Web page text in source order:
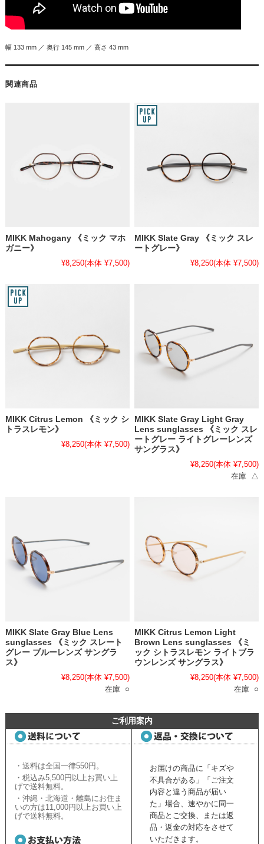
幅 133 mm ／ 奥行 145 mm ／ 高さ 43 mm
関連商品
MIKK Mahogany 《ミック マホ
ガニー》
¥8,250(本体 ¥7,500)
MIKK Slate Gray 《ミック スレ
ートグレー》
¥8,250(本体 ¥7,500)
MIKK Citrus Lemon 《ミック シ
トラスレモン》
¥8,250(本体 ¥7,500)
MIKK Slate Gray Light Gray
Lens sunglasses 《ミック スレ
ートグレー ライトグレーレンズ
サングラス》
¥8,250(本体 ¥7,500)
在庫 △
MIKK Slate Gray Blue Lens
sunglasses 《ミック スレート
グレー ブルーレンズ サングラ
ス》
¥8,250(本体 ¥7,500)
在庫 ○
MIKK Citrus Lemon Light
Brown Lens sunglasses 《ミ
ック シトラスレモン ライトブラ
ウンレンズ サングラス》
¥8,250(本体 ¥7,500)
在庫 ○
ご利用案内
・送料は全国一律550円。
・税込み5,500円以上お買い上
げで送料無料。
・沖縄・北海道・離島にお住ま
いの方は11,000円以上お買い上
げで送料無料。
お届けの商品に「キズや
不具合がある」「ご注文
内容と違う商品が届い
た」場合、速やかに同一
商品とご交換、または返
品・返金の対応をさせて
いただきます。